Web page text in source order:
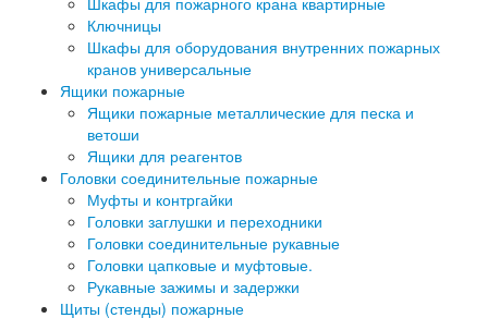
Ключницы
Шкафы для оборудования внутренних пожарных
кранов универсальные
Ящики пожарные
Ящики пожарные металлические для песка и
ветоши
Ящики для реагентов
Головки соединительные пожарные
Муфты и контргайки
Головки заглушки и переходники
Головки соединительные рукавные
Головки цапковые и муфтовые.
Рукавные зажимы и задержки
Щиты (стенды) пожарные